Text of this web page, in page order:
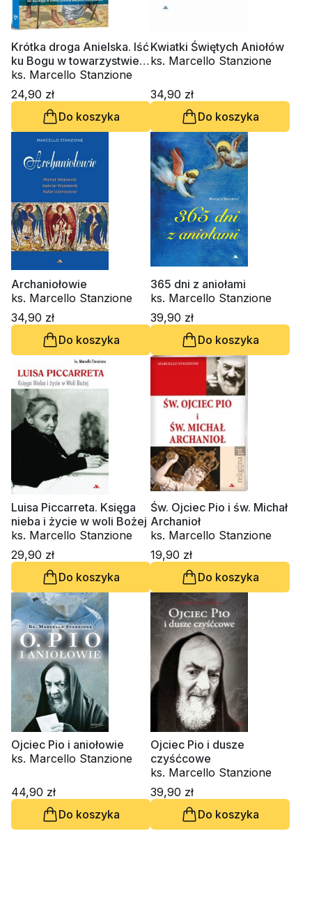
Krótka droga Anielska. Iść
ku Bogu w towarzystwie
duchów niebieskich
ks. Marcello Stanzione
24,90 zł
Do koszyka
Kwiatki Świętych Aniołów
ks. Marcello Stanzione
34,90 zł
Do koszyka
Archaniołowie
ks. Marcello Stanzione
34,90 zł
Do koszyka
365 dni z aniołami
ks. Marcello Stanzione
39,90 zł
Do koszyka
Luisa Piccarreta. Księga
nieba i życie w woli Bożej
ks. Marcello Stanzione
29,90 zł
Do koszyka
Św. Ojciec Pio i św. Michał
Archanioł
ks. Marcello Stanzione
19,90 zł
Do koszyka
Ojciec Pio i aniołowie
ks. Marcello Stanzione
44,90 zł
Do koszyka
Ojciec Pio i dusze
czyśćcowe
ks. Marcello Stanzione
39,90 zł
Do koszyka